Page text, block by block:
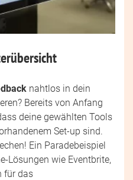
nahtlos in dein
Bereits von Anfang
deine gewählten Tools
Set-up sind.
Ein Paradebeispiel
Lösungen wie Eventbrite,
für das